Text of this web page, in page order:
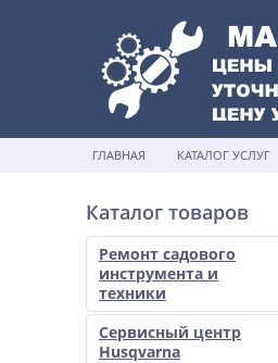
ГЛАВНАЯ КАТАЛОГ УСЛУГ
Каталог товаров
Ремонт садового
инструмента и
техники
Сервисный центр
Husqvarna